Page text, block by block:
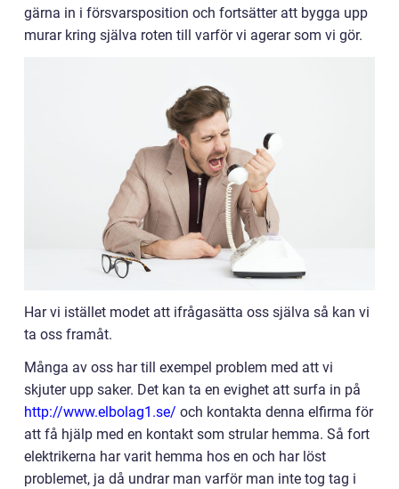
gärna in i försvarsposition och fortsätter att bygga upp
murar kring själva roten till varför vi agerar som vi gör.
Har vi istället modet att ifrågasätta oss själva så kan vi
ta oss framåt.
Många av oss har till exempel problem med att vi
skjuter upp saker. Det kan ta en evighet att surfa in på
http://www.elbolag1.se/ och kontakta denna elfirma för
att få hjälp med en kontakt som strular hemma. Så fort
elektrikerna har varit hemma hos en och har löst
problemet, ja då undrar man varför man inte tog tag i